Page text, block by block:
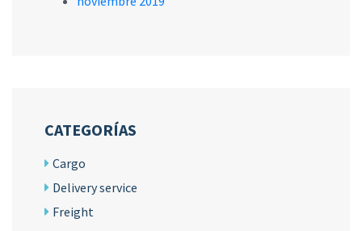
CATEGORÍAS
Cargo
Delivery service
Freight